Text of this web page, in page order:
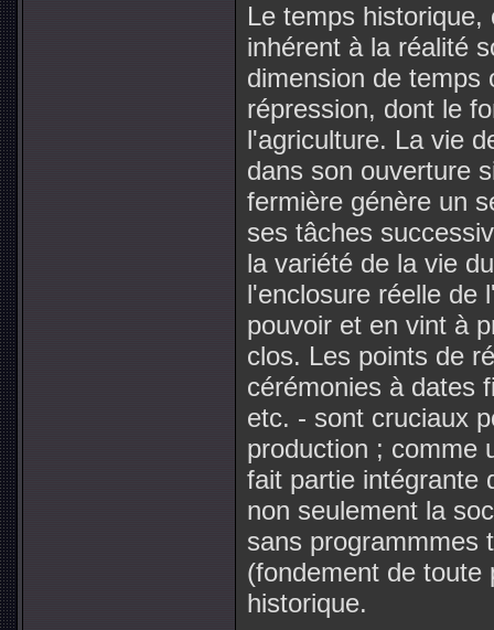
Le temps
inhérent à la réalité
dimension de temps
répression, dont le
l'agriculture. La vie
dans son ouverture
fermière génère un
ses tâches
la variété de la vie
l'enclosure réelle de
pouvoir et en vint à
clos. Les points de
cérémonies à dates
etc. - sont cruciaux
production ; comme
fait partie intégrante
non seulement la
sans programmmes
(fondement de toute
historique.